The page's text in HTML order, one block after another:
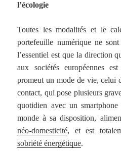
l’écologie
Toutes les modalités et le
portefeuille numérique ne
l’essentiel est que la direction
aux sociétés européennes
promeut un mode de vie, celui
contact, qui pose plusieurs
quotidien avec un
monde à sa disposition,
néo-domesticité, et est
sobriété énergétique.